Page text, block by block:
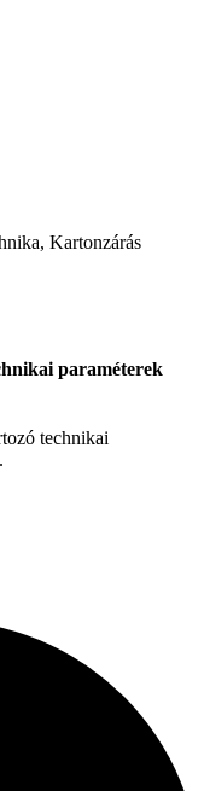
Kartonzárás
paraméterek
technikai